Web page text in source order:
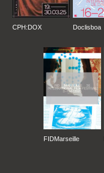
CPH:DOX Doclisboa
FIDMarseille